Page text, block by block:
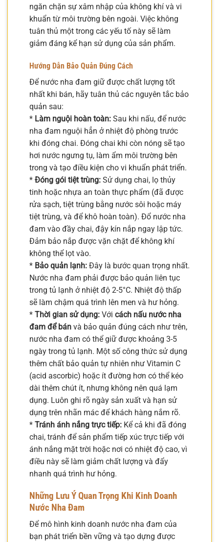
ngăn chặn sự xâm nhập của không khí và vi
khuẩn từ môi trường bên ngoài. Việc không
tuân thủ một trong các yếu tố này sẽ làm
giảm đáng kể hạn sử dụng của sản phẩm.
Hướng Dẫn Bảo Quản Đúng Cách
Để nước nha đam giữ được chất lượng tốt
nhất khi bán, hãy tuân thủ các nguyên tắc bảo
quản sau:
* Làm nguội hoàn toàn: Sau khi nấu, để nước
nha đam nguội hẳn ở nhiệt độ phòng trước
khi đóng chai. Đóng chai khi còn nóng sẽ tạo
hơi nước ngưng tụ, làm ẩm môi trường bên
trong và tạo điều kiện cho vi khuẩn phát triển.
* Đóng gói tiệt trùng: Sử dụng chai, lọ thủy
tinh hoặc nhựa an toàn thực phẩm (đã được
rửa sạch, tiệt trùng bằng nước sôi hoặc máy
tiệt trùng, và để khô hoàn toàn). Đổ nước nha
đam vào đầy chai, đậy kín nắp ngay lập tức.
Đảm bảo nắp được vặn chặt để không khí
không thể lọt vào.
* Bảo quản lạnh: Đây là bước quan trọng nhất.
Nước nha đam phải được bảo quản liên tục
trong tủ lạnh ở nhiệt độ 2-5°C. Nhiệt độ thấp
sẽ làm chậm quá trình lên men và hư hỏng.
* Thời gian sử dụng: Với cách nấu nước nha
đam để bán và bảo quản đúng cách như trên,
nước nha đam có thể giữ được khoảng 3-5
ngày trong tủ lạnh. Một số công thức sử dụng
thêm chất bảo quản tự nhiên như Vitamin C
(acid ascorbic) hoặc ít đường hơn có thể kéo
dài thêm chút ít, nhưng không nên quá lạm
dụng. Luôn ghi rõ ngày sản xuất và hạn sử
dụng trên nhãn mác để khách hàng nắm rõ.
* Tránh ánh nắng trực tiếp: Kể cả khi đã đóng
chai, tránh để sản phẩm tiếp xúc trực tiếp với
ánh nắng mặt trời hoặc nơi có nhiệt độ cao, vì
điều này sẽ làm giảm chất lượng và đẩy
nhanh quá trình hư hỏng.
Những Lưu Ý Quan Trọng Khi Kinh Doanh
Nước Nha Đam
Để mô hình kinh doanh nước nha đam của
bạn phát triển bền vững và tạo dựng được